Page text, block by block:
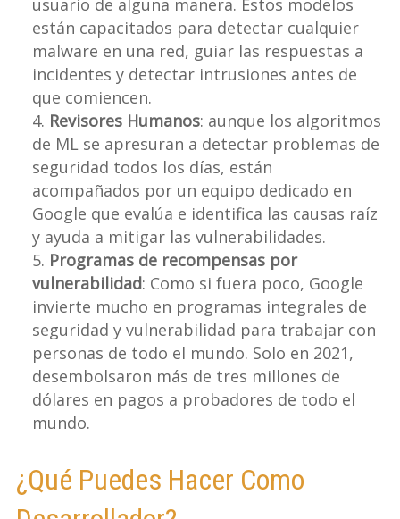
usuario de alguna manera. Estos modelos
están capacitados para detectar cualquier
malware en una red, guiar las respuestas a
incidentes y detectar intrusiones antes de
que comiencen.
Revisores Humanos: aunque los algoritmos
de ML se apresuran a detectar problemas de
seguridad todos los días, están
acompañados por un equipo dedicado en
Google que evalúa e identifica las causas raíz
y ayuda a mitigar las vulnerabilidades.
Programas de recompensas por
vulnerabilidad: Como si fuera poco, Google
invierte mucho en programas integrales de
seguridad y vulnerabilidad para trabajar con
personas de todo el mundo. Solo en 2021,
desembolsaron más de tres millones de
dólares en pagos a probadores de todo el
mundo.
¿Qué Puedes Hacer Como